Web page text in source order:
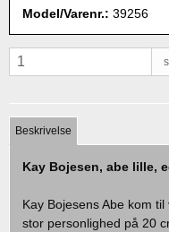
Model/Varenr.: 39256
Beskrivelse
Kay Bojesen, abe lille,
Kay Bojesens Abe kom
stor personlighed på 20